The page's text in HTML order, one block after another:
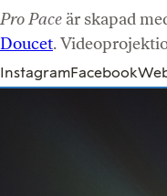
Pro Pace är skapad
Doucet.
InstagramFacebook